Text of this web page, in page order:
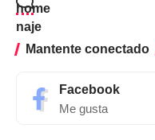
Mantente conectado
Facebook
Me gusta